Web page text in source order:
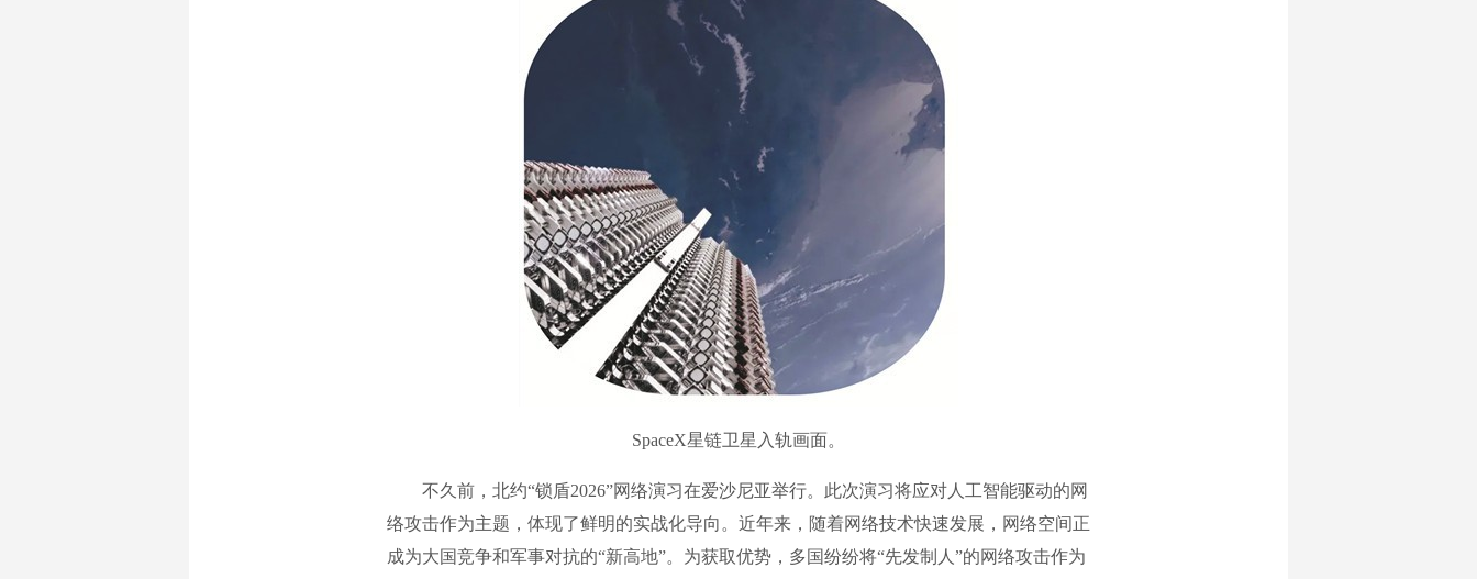
SpaceX星链卫星入轨画面。
不久前，北约“锁盾2026”网络演习在爱沙尼亚举行。此次演习将应对人工智能驱动的网
络攻击作为主题，体现了鲜明的实战化导向。近年来，随着网络技术快速发展，网络空间正
成为大国竞争和军事对抗的“新高地”。为获取优势，多国纷纷将“先发制人”的网络攻击作为